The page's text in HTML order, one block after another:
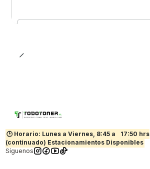
🕒 Horario: Lunes a Viernes, 8:45 a
17:50 hrs
(continuado) Estacionamientos Disponibles
Síguenos